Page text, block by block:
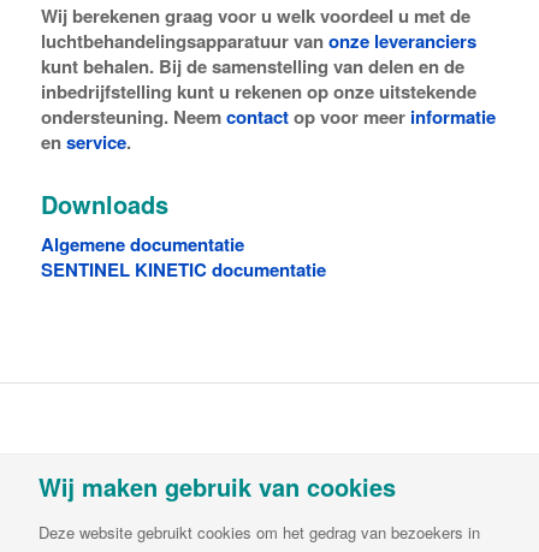
Wij berekenen graag voor u welk voordeel u met de
luchtbehandelingsapparatuur vanonze leveranciers
kunt behalen. Bij de samenstelling van delen en de
inbedrijfstelling kunt u rekenen op onze uitstekende
ondersteuning. Neemcontactop voor meer informatie
enservice.
Downloads
Algemene documentatie
SENTINEL KINETIC documentatie
Luchtbehandeling & Ventilatie B.V.Buitendijks 63 |
info@vortvent.nl| KvK: 65549236| BTW:
Wij maken gebruik van cookies
Deze website gebruikt cookies om het gedrag van bezoekers in